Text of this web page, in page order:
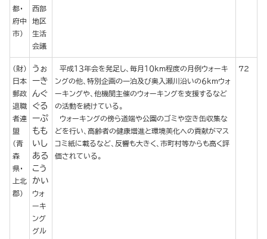
都・
府中
市）
西部
地区
生活
会議
（財）
日本
郵政
退職
者連
盟
（青
森
県・
上北
郡）
うぉ
ーき
んぐ
ぐる
ーぷ
もも
いし
ある
こう
かい
ウォ
ーキ
ング
グル
平成１３年会を発足し、毎月１０km程度の月例ウォーキ
ングの他、特別企画の一泊及び奥入瀬川沿いの６kmウォ
ーキングや、他機関主催のウォーキングを支援するなど
の活動を続けている。
ウォーキングの傍ら道端や公園のゴミや空き缶収集な
どを行い、高齢者の健康増進と環境美化への貢献がマス
コミ紙に載るなど、反響も大きく、市町村等からも高く評
価されている。
72